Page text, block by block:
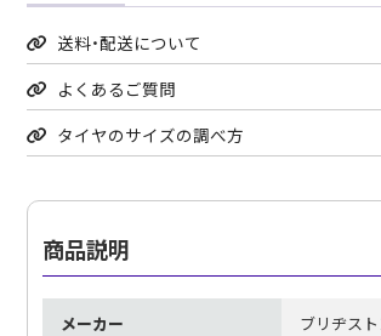
送料・配送について
よくあるご質問
タイヤのサイズの調べ方
商品説明
メーカー ブリヂス